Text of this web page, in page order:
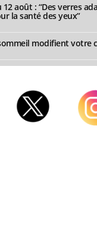
août : “Des verres
la santé des yeux”
modifient votre